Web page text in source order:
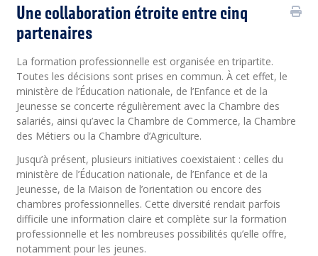
Une collaboration étroite entre cinq
partenaires
La formation professionnelle est organisée en tripartite.
Toutes les décisions sont prises en commun. À cet effet, le
ministère de l’Éducation nationale, de l’Enfance et de la
Jeunesse se concerte régulièrement avec la Chambre des
salariés, ainsi qu’avec la Chambre de Commerce, la Chambre
des Métiers ou la Chambre d’Agriculture.
Jusqu’à présent, plusieurs initiatives coexistaient : celles du
ministère de l’Éducation nationale, de l’Enfance et de la
Jeunesse, de la Maison de l’orientation ou encore des
chambres professionnelles. Cette diversité rendait parfois
difficile une information claire et complète sur la formation
professionnelle et les nombreuses possibilités qu’elle offre,
notamment pour les jeunes.